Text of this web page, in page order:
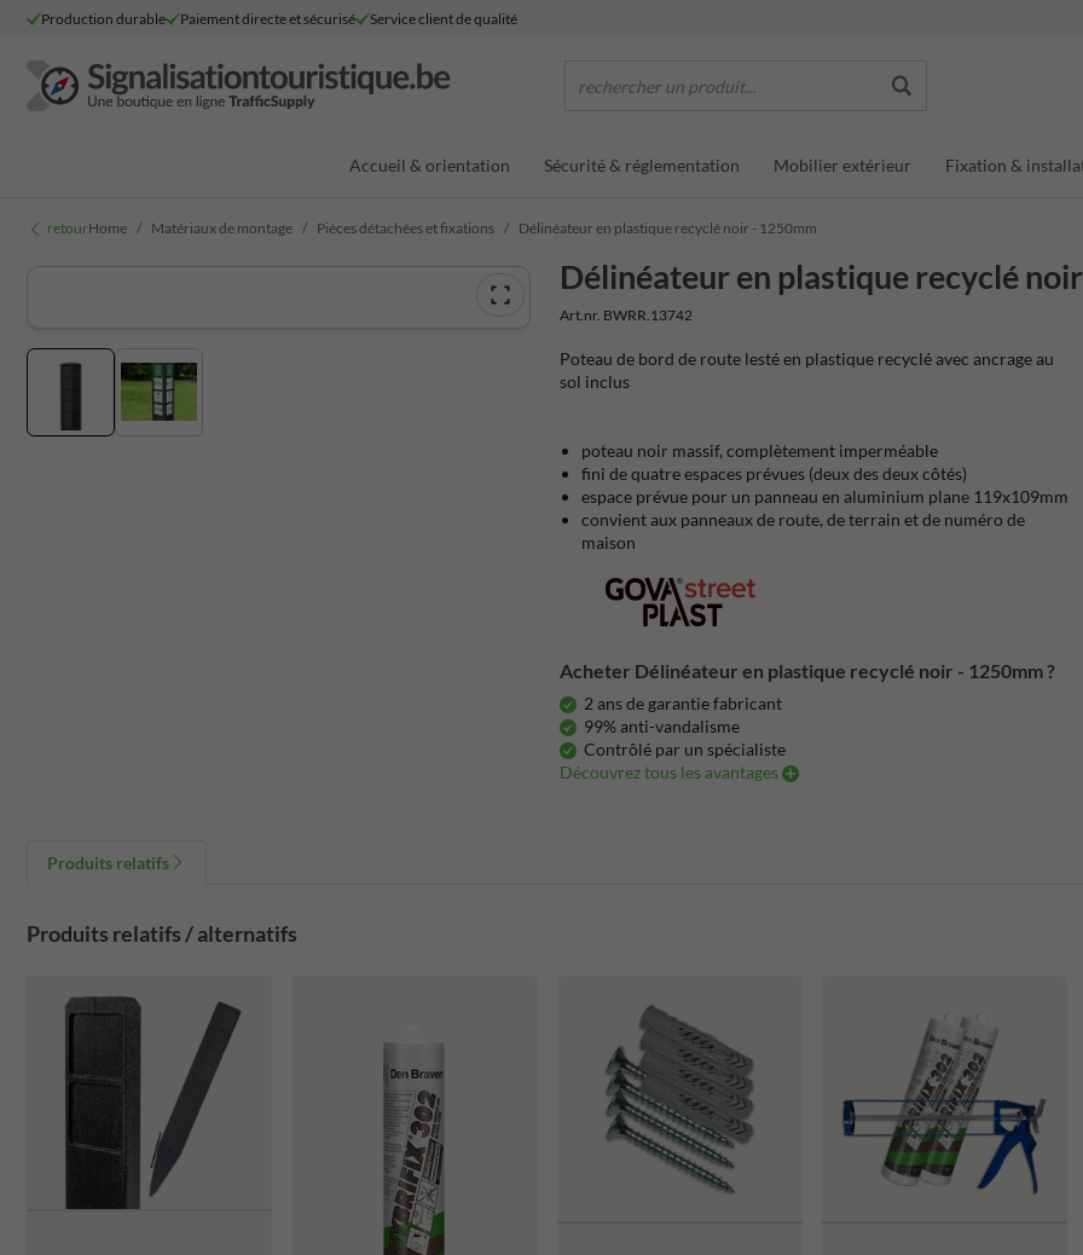
Production durable Paiement directe et sécurisé Service client de qualité
rechercher un produit...
Accueil & orientation Sécurité & réglementation Mobilier extérieur Fixation &
retourHome Matériaux de montage Pièces détachées et fixations Délinéateur en plastique recyclé noir - 1250mm
Délinéateur en plastique recyclé
Art.nr. BWRR.13742
Poteau de bord de route lesté en plastique recyclé avec ancrage au
sol inclus
poteau noir massif, complètement imperméable
fini de quatre espaces prévues (deux des deux côtés)
espace prévue pour un panneau en aluminium plane 119x109mm
convient aux panneaux de route, de terrain et de numéro de
maison
Acheter Délinéateur en plastique recyclé noir - 1250mm ?
2 ans de garantie fabricant
99% anti-vandalisme
Contrôlé par un spécialiste
Découvrez tous les avantages
Produits relatifs
Produits relatifs / alternatifs